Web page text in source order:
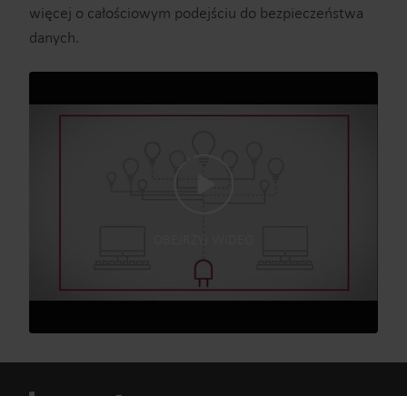
więcej o całościowym podejściu do bezpieczeństwa
danych.